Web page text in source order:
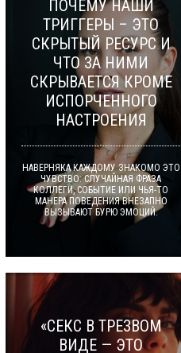
ПОЧЕМУ НАШИ
ТРИГГЕРЫ – ЭТО
СКРЫТЫЙ РЕСУРС И
ЧТО ЗА НИМИ
СКРЫВАЕТСЯ КРОМЕ
ИСПОРЧЕННОГО
НАСТРОЕНИЯ
НАВЕРНЯКА КАЖДОМУ ЗНАКОМО ЭТО
ЧУВСТВО: СЛУЧАЙНАЯ ФРАЗА
КОЛЛЕГИ, СОБЫТИЕ ИЛИ ЧЬЯ-ТО
МАНЕРА ПОВЕДЕНИЯ ВНЕЗАПНО
ВЫЗЫВАЮТ БУРЮ ЭМОЦИЙ.
«СЕКС В ТРЕЗВОМ
ВИДЕ — ЭТО